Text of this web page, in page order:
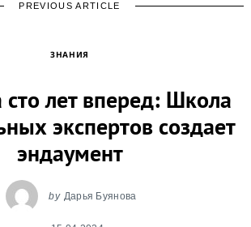
PREVIOUS ARTICLE
ЗНАНИЯ
лет вперед: Школа
экспертов создает
эндаумент
by Дарья Буянова